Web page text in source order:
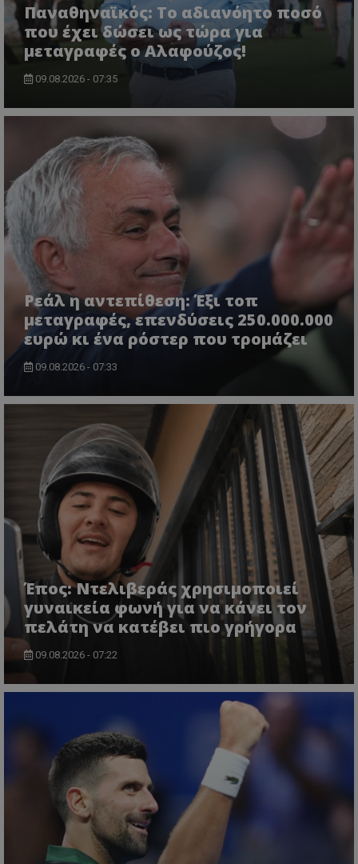
Παναθηναϊκός: Το αδιανόητο ποσό
που έχει δώσει ως τώρα για
μεταγραφές ο Αλαφούζος!
09.08.2026 - 07:35
Ρεάλ η αντεπίθεση: Έξι τοπ
μεταγραφές, επενδύσεις 250.000.000
ευρώ κι ένα ρόστερ που τρομάζει
09.08.2026 - 07:33
Έπος: Ντελιβεράς χρησιμοποιεί
γυναικεία φωνή για να κάνει τον
πελάτη να κατέβει πιο γρήγορα
09.08.2026 - 07:22